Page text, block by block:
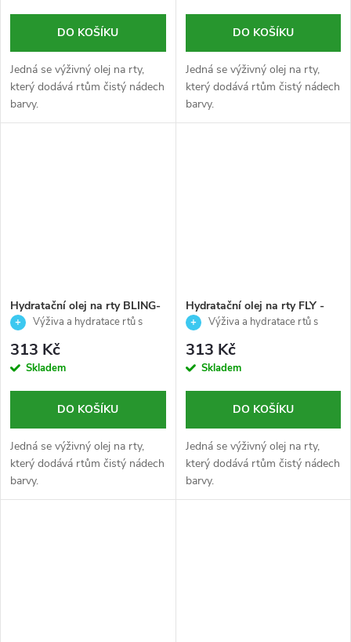
DO KOŠÍKU
Jedná se výživný olej na rty,
který dodává rtům čistý nádech
barvy.
DO KOŠÍKU
Jedná se výživný olej na rty,
který dodává rtům čistý nádech
barvy.
Hydratační olej na rty BLING-
Palladio - 4,2ml
Výživa a hydratace rtů s
313 Kč
Skladem
DO KOŠÍKU
Jedná se výživný olej na rty,
který dodává rtům čistý nádech
barvy.
Hydratační olej na rty FLY -
Palladio - 4,2ml
Výživa a hydratace rtů s
313 Kč
Skladem
DO KOŠÍKU
Jedná se výživný olej na rty,
který dodává rtům čistý nádech
barvy.